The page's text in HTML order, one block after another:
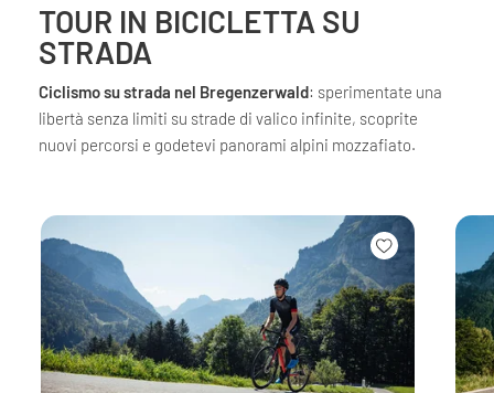
TOUR IN BICICLETTA SU
STRADA
Ciclismo su strada nel Bregenzerwald: sperimentate una
libertà senza limiti su strade di valico infinite, scoprite
nuovi percorsi e godetevi panorami alpini mozzafiato.